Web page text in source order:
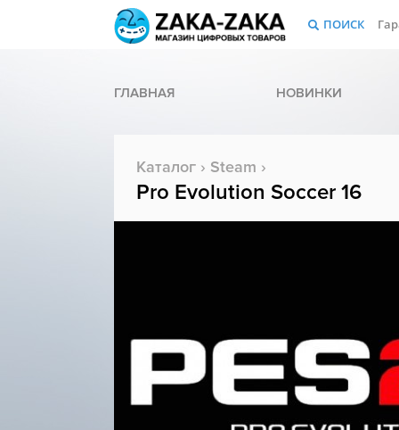
ПОИСК
ГЛАВНАЯ НОВИНКИ
Каталог › Steam ›
Pro Evolution Soccer 16